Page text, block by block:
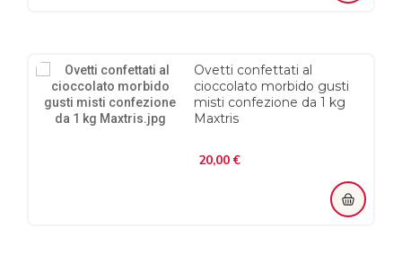
Ovetti confettati al
cioccolato morbido gusti
misti confezione da 1 kg
Maxtris
20,00 €